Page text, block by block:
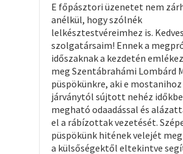
E főpásztori üzenetet nem
anélkül, hogy szólnék
lelkésztestvéreimhez is. Kedves
szolgatársaim! Ennek a
időszaknak a kezdetén
meg Szentábrahámi Lombárd
püspökünkre, aki e
járványtól sújtott nehéz
megható odaadással és
el a rábízottak vezetését.
püspökünk hitének velejét
a külsőségektől eltekintve